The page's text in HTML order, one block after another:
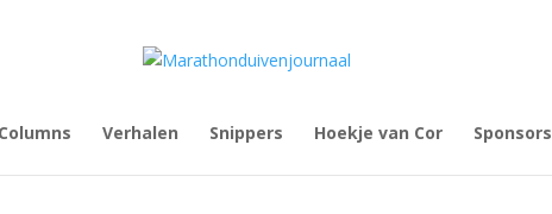
Columns Verhalen Snippers Hoekje van Cor Sponsors